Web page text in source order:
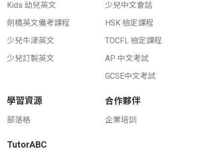
Kids 幼兒英文
劍橋英文備考課程
少兒牛津英文
少兒訂製英文
少兒中文會話
HSK 檢定課程
TOCFL 檢定課程
AP 中文考試
GCSE中文考試
學習資源
部落格
合作夥伴
企業培訓
TutorABC